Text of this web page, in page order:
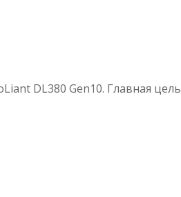
DL380 Gen10. Главная цель